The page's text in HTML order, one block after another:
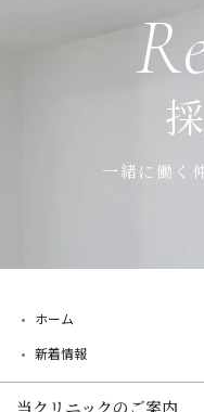
一緒に働く
ホーム
新着情報
当クリニックのご案内